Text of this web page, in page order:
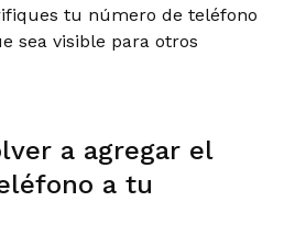
tu número de teléfono
sea visible para otros
a agregar el
a tu